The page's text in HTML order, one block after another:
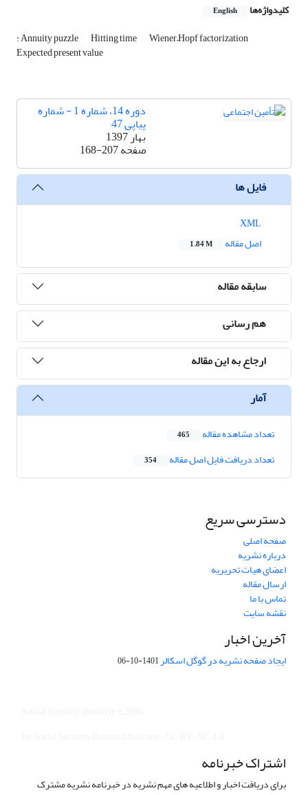
کلیدواژه‌ها English
: Annuity puzzle Hitting time Wiener–Hopf factorization
Expected present value
دوره 14، شماره 1 - شماره
پیاپی 47
بهار 1397
صفحه168-207
فایل ها
اصل مقاله
1.84 M
سابقه مقاله
هم رسانی
ارجاع به این مقاله
آمار
تعداد مشاهده مقاله 465
تعداد دریافت فایل اصل مقاله 354
دسترسی سریع
صفحه اصلی
درباره نشریه
اعضای هیات تحریریه
ارسال مقاله
تماس با ما
نقشه سایت
آخرین اخبار
ایجاد صفحه نشریه در گوگل اسکالر1401-10-06
اشتراک خبرنامه
برای دریافت اخبار و اطلاعیه های مهم نشریه در خبرنامه نشریه مشترک